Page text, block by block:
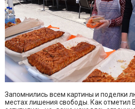
Запомнились всем картины и поделки
местах лишения свободы. Как отметил